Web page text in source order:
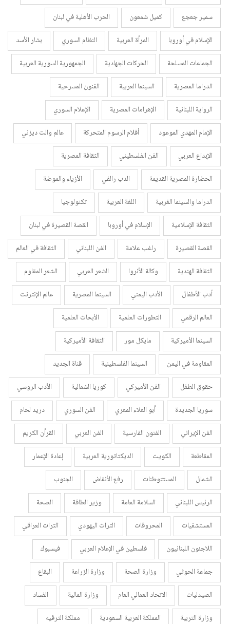
سمير جعجع
كميل شمعون
الحرب الأهلية في لبنان
الإسلام في أوروبا
المرأة العربية النظام السوري
بشار الأسد
الجماعات المسلحة
الحركات الجهادية
الجمهورية السورية العربية
الدراما المصرية
السينما العربية
الفنون المسرحية
الرواية اللبنانية
الإهرامات المصرية
الإعلام السوري
الإمام المهدي الموعود
أفلام الرسوم المتحركة
عالم والت ديزني
الإبداع العربي
الفن الفلسطيني
الثقافة المصرية
الحضارة المصرية القديمة
الدب رالفي
الأزياء والموضة
الدراما والسينما الغربية
اللغة العربية
تكنولوجيا
الثقافة الإسلامية
الإسلام في أوروبا
القصة القصيرة في لبنان
القصة القصيرة
راغب علامة الفن اللبناني
الثقافة في العالم
الثقافة الهندية
وكالة الأنروا الشعر العربي
الشعر المقاوم
أدب الأطفال
الأدب اليمني السينما المصرية
عالم الإنترنت
العالم الرقمي
التطورات العلمية
الأبحاث العلمية
السينما الأميركية
مايكل مور
الثقافة الأميركية
المقاومة في اليمن
السينما الفلسطينية
قناة الجديد
حقوق الطفل
الفن الأميركي كوريا الشمالية
الأدب الروسي
سوريا الجديدة
أبو العلاء المعري الفن السوري
دريد لحام
الفن الإيراني
الفنون الفارسية الفن العربي
القرأن الكريم
المقاطعة
الكويت الديكتاتورية العربية
إعادة الإعمار
الشمال
المستتوطنات رفع الأنقاض
الجنوب
الرئيس اللبناني
السلامة العامة وزير الطاقة
الصحة
المستشفيات
المحروقات التراث اليهودي
التراث العراقي
اللاجئون اللبنانيون
فلسطين في الإعلام العربي
فيسبوك
جماعة الحوثي
وزارة الصحة وزارة الزراعة
البقاع
الصيدليات
الاتحاد العمالي العام وزارة المالية
الفساد
وزارة التربية
المملكة العربية السعودية مملكة الترفيه